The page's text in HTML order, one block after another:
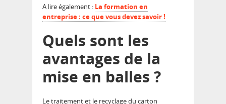
A lire également : La formation en
entreprise : ce que vous devez savoir !
Quels sont les
avantages de la
mise en balles ?
Le traitement et le recyclage du carton